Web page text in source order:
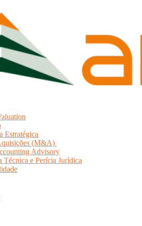
Estratégica
(M&A)
Advisory
Técnica e Perícia Jurídica